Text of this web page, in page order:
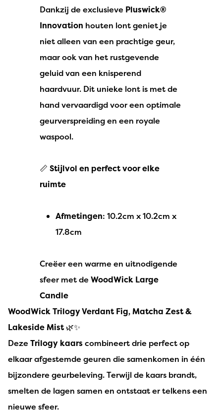
Dankzij de exclusieve Pluswick®
Innovation houten lont geniet je
niet alleen van een prachtige geur,
maar ook van het rustgevende
geluid van een knisperend
haardvuur. Dit unieke lont is met de
hand vervaardigd voor een optimale
geurverspreiding en een royale
waspool.
📏 Stijlvol en perfect voor elke
ruimte
Afmetingen: 10.2cm x 10.2cm x
17.8cm
Creëer een warme en uitnodigende
sfeer met de WoodWick Large
Candle
WoodWick Trilogy Verdant Fig, Matcha Zest &
Lakeside Mist🌿✨
Deze Trilogy kaarscombineert drie perfect op
elkaar afgestemde geuren die samenkomen in één
bijzondere geurbeleving. Terwijl de kaars brandt,
smelten de lagen samen en ontstaat er telkens een
nieuwe sfeer.